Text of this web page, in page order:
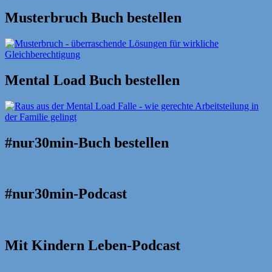
Musterbruch Buch bestellen
Mental Load Buch bestellen
#nur30min-Buch bestellen
#nur30min-Podcast
Mit Kindern Leben-Podcast